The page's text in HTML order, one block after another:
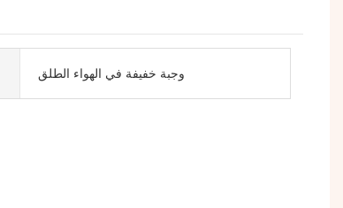
وجبة خفيفة في الهواء الطلق